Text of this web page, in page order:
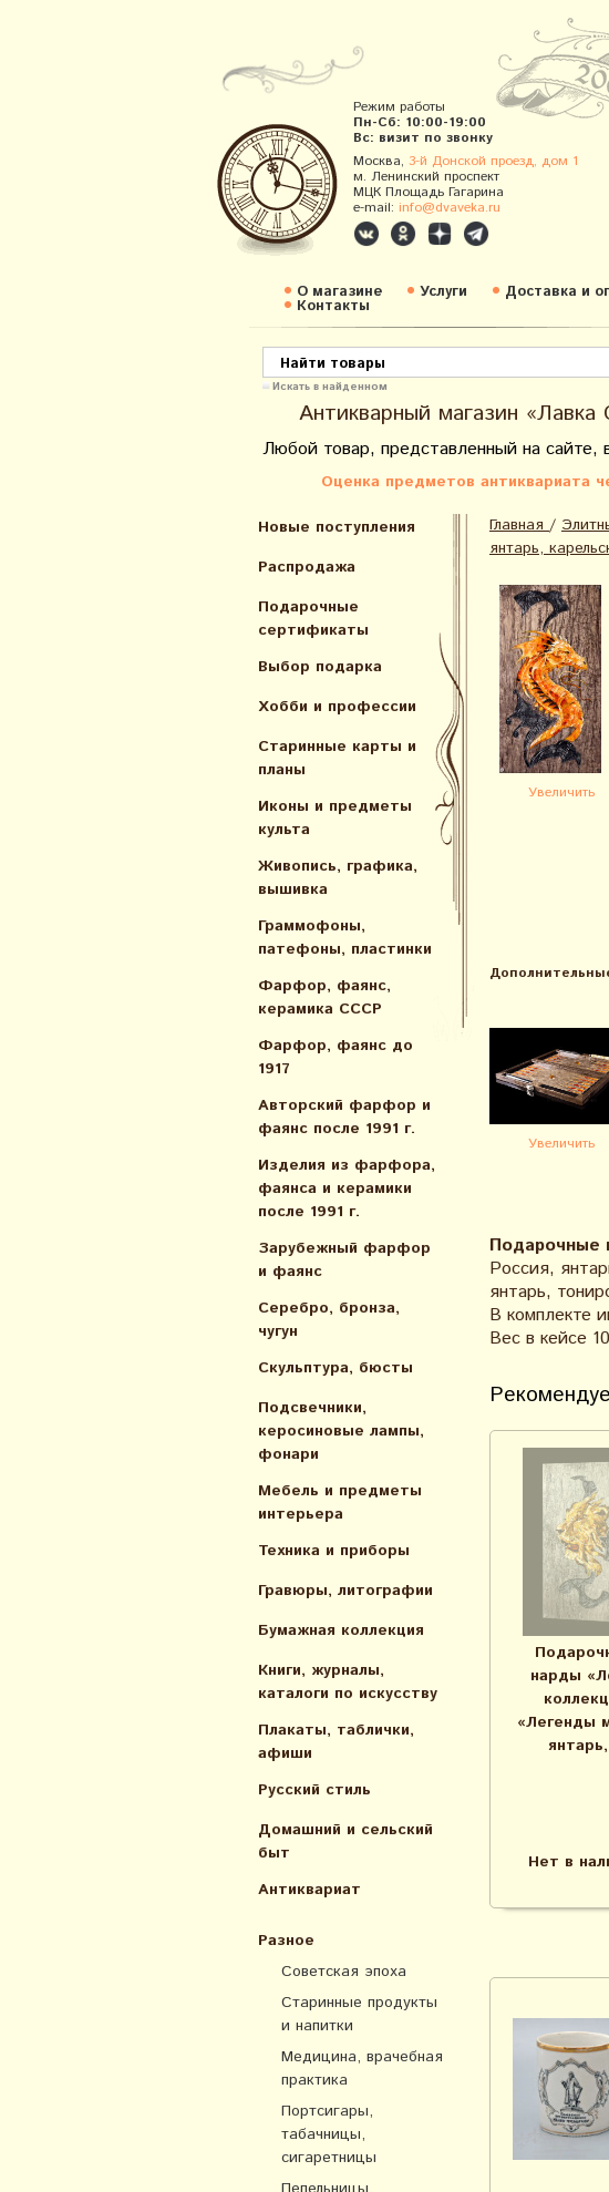
Режим работы
Пн-Сб: 10:00-19:00
Вс: визит по звонку
Москва, 3-й Донской проезд, дом 1
м. Ленинский проспект
МЦК Площадь Гагарина
e-mail: info@dvaveka.ru
О магазине Услуги Доставка и
Контакты
Искать в найденном
Антикварный магазин «Лавка
Любой товар, представленный на
Оценка предметов антиквариата
Новые поступления
Распродажа
Подарочные
сертификаты
Выбор подарка
Хобби и профессии
Старинные карты и
планы
Иконы и предметы
культа
Живопись, графика,
вышивка
Граммофоны,
патефоны, пластинки
Фарфор, фаянс,
керамика СССР
Фарфор, фаянс до
1917
Авторский фарфор и
фаянс после 1991 г.
Изделия из фарфора,
фаянса и керамики
после 1991 г.
Зарубежный фарфор
и фаянс
Серебро, бронза,
чугун
Скульптура, бюсты
Подсвечники,
керосиновые лампы,
фонари
Мебель и предметы
интерьера
Техника и приборы
Гравюры, литографии
Бумажная коллекция
Книги, журналы,
каталоги по искусcтву
Плакаты, таблички,
афиши
Русский стиль
Домашний и сельский
быт
Антиквариат
Разное
Советская эпоха
Старинные продукты
и напитки
Медицина, врачебная
практика
Портсигары,
табачницы,
сигаретницы
Главная /
янтарь,
Увеличить
Увеличить
Подарочные
Россия,
янтарь,
В комплекте
Вес в кейсе
нарды
«Легенды
Нет в